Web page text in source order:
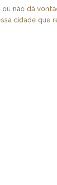
ou não dá
cidade que